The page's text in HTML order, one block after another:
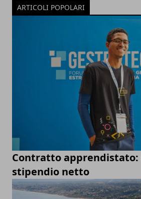
ARTICOLI POPOLARI
Contratto apprendistato:
stipendio netto